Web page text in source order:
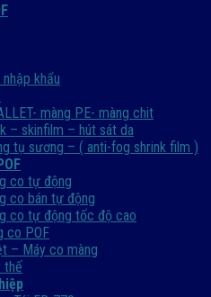
khẩu
màng PE- màng chit
– skinfilm – hút sát da
tụ sương – ( anti-fog shrink film )
co tự động
co bán tự động
co tự động tốc độ cao
co POF
– Máy co màng
thế